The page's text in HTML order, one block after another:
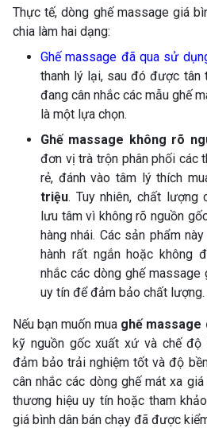
Thực tế, dòng ghế massage giá
chia làm hai dạng:
Ghế massage đã qua sử
thanh lý lại, sau đó được tân
đang cân nhắc các mẫu ghế
là một lựa chọn.
Ghế massage không rõ
đơn vị trà trộn phân phối các
rẻ, đánh vào tâm lý thích
triệu. Tuy nhiên, chất lượng
lưu tâm vì không rõ nguồn
hàng nhái. Các sản phẩm
hành rất ngắn hoặc không
nhắc các dòng ghế
uy tín để đảm bảo chất lượng.
Nếu bạn muốn mua ghế massage
kỹ nguồn gốc xuất xứ và chế độ
đảm bảo trải nghiệm tốt và độ
cân nhắc các dòng ghế mát xa
thương hiệu uy tín hoặc tham
giá bình dân bán chạy đã được